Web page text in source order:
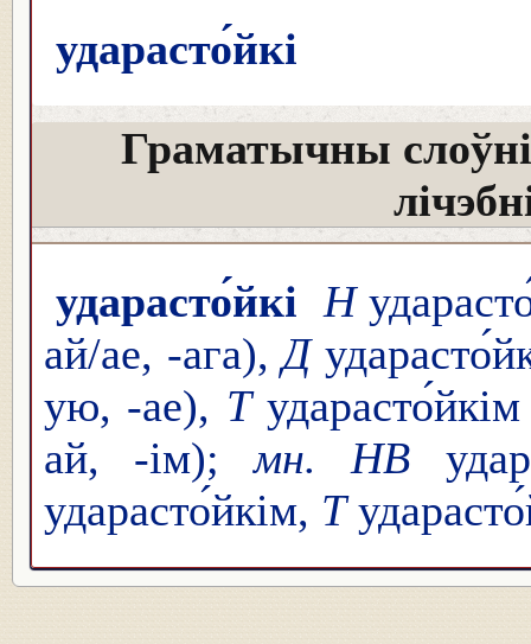
ударасто́йкі
Граматычны
ударасто́йкі Н
ай/ае, -ага),Д
ую, -ае), Т
ай, -ім);мн. НВ
ударасто́йкім, Т